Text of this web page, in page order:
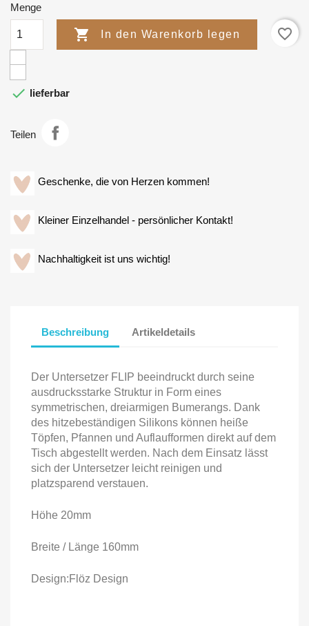
Menge
 In den Warenkorb legen favorite_border
 lieferbar
Teilen
Geschenke, die von Herzen kommen!
Kleiner Einzelhandel - persönlicher Kontakt!
Nachhaltigkeit ist uns wichtig!
Beschreibung Artikeldetails
Der Untersetzer FLIP beeindruckt durch seine
ausdrucksstarke Struktur in Form eines
symmetrischen, dreiarmigen Bumerangs. Dank
des hitzebeständigen Silikons können heiße
Töpfen, Pfannen und Auflaufformen direkt auf dem
Tisch abgestellt werden. Nach dem Einsatz lässt
sich der Untersetzer leicht reinigen und
platzsparend verstauen.
Höhe 20mm
Breite / Länge 160mm
Design:Flöz Design